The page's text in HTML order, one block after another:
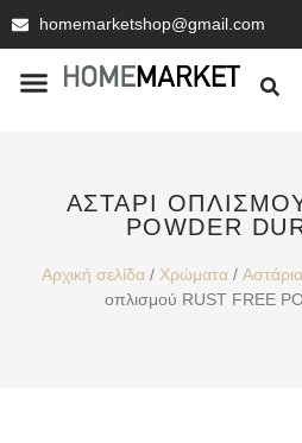
homemarketshop@gmail.com
ΑΣΤΆΡΙ
POWDER
Αρχική σελίδα/ Χρώματα/
οπλισμού RUST FREE